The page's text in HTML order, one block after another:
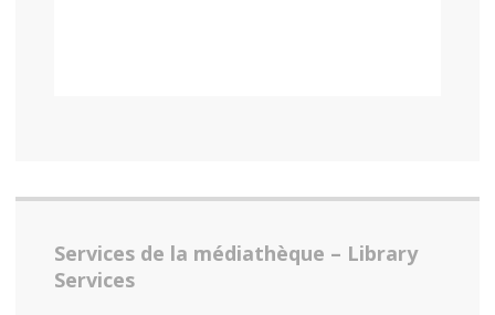
Services de la médiathèque – Library
Services